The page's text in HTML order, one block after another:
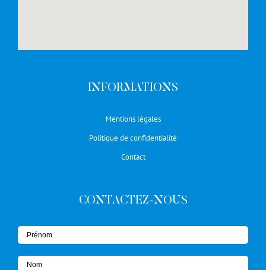
INFORMATIONS
Mentions légales
Politique de confidentialité
Contact
CONTACTEZ-NOUS